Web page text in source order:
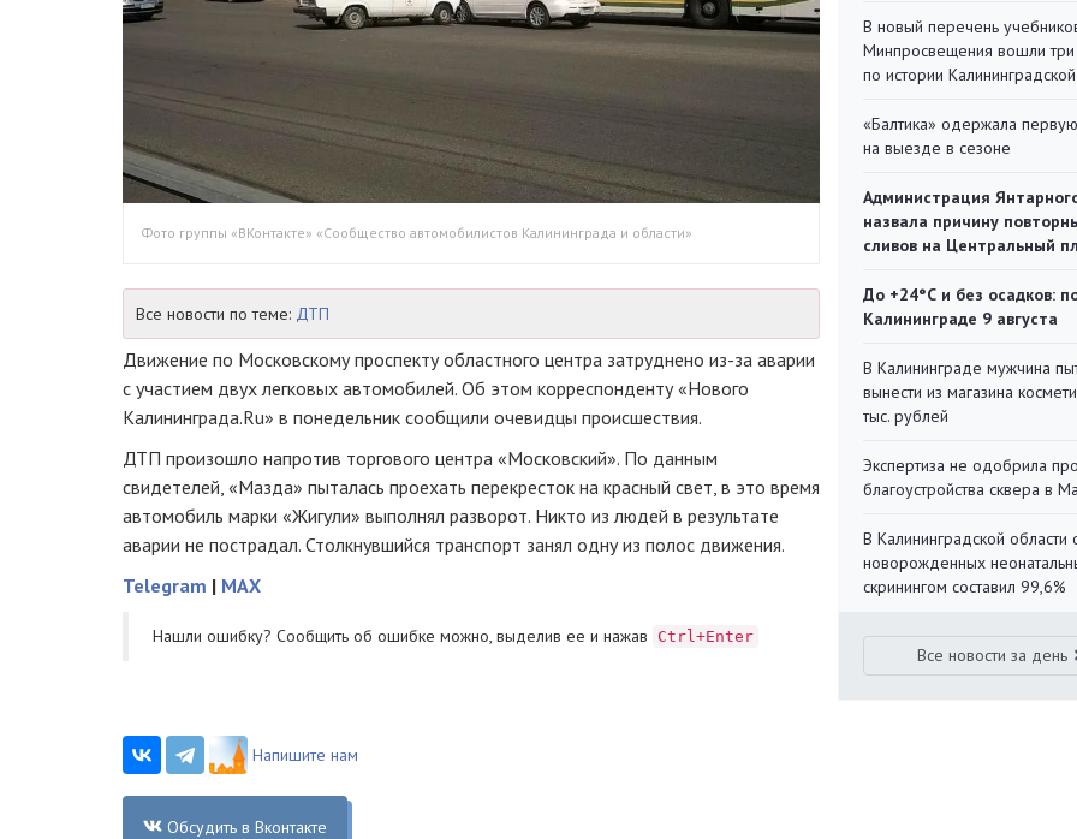
Фото группы «ВКонтакте» «Сообщество автомобилистов Калининграда и области»
Все новости по теме: ДТП
Движение по Московскому проспекту областного центра затруднено из-за аварии
с участием двух легковых автомобилей. Об этом корреспонденту «Нового
Калининграда.Ru» в понедельник сообщили очевидцы происшествия.
ДТП произошло напротив торгового центра «Московский». По данным
свидетелей, «Мазда» пыталась проехать перекресток на красный свет, в это время
автомобиль марки «Жигули» выполнял разворот. Никто из людей в результате
аварии не пострадал. Столкнувшийся транспорт занял одну из полос движения.
Telegram | MAX
Нашли ошибку? Cообщить об ошибке можно, выделив ее и нажав Ctrl+Enter
Напишите нам
Обсудить в Вконтакте
В новый перечень
Минпросвещения вошли три
по истории
«Балтика» одержала
на выезде в сезоне
Администрация
назвала причину
сливов на Центральный
До +24°С и без осадков:
Калининграде 9 августа
В Калининграде мужчина
вынести из магазина
тыс. рублей
Экспертиза не одобрила
благоустройства сквера в
В Калининградской области
новорожденных
скринингом составил 99,6%
Все новости за день